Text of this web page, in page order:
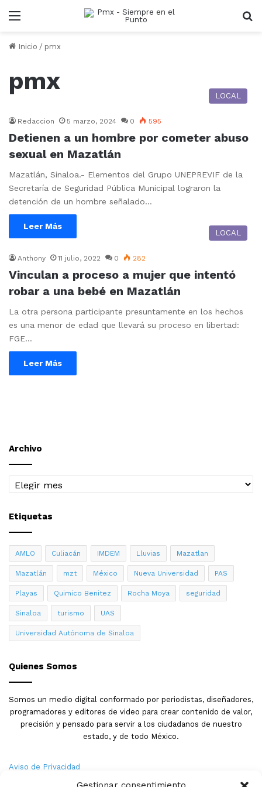
Menu
Inicio / pmx
pmx
LOCAL
Redaccion 5 marzo, 2024 0 595
Detienen a un hombre por cometer abuso
sexual en Mazatlán
Mazatlán, Sinaloa.- Elementos del Grupo UNEPREVIF de la
Secretaría de Seguridad Pública Municipal lograron la
detención de un hombre señalado…
Leer Más
LOCAL
Anthony 11 julio, 2022 0 282
Vinculan a proceso a mujer que intentó
robar a una bebé en Mazatlán
La otra persona participante presuntamente en los hechos
es una menor de edad que llevará su proceso en libertad:
FGE…
Leer Más
Archivo
Archivo
Etiquetas
AMLO Culiacán IMDEM Lluvias Mazatlan
Mazatlán mzt México Nueva Universidad PAS
Playas Quimico Benitez Rocha Moya seguridad
Sinaloa turismo UAS
Universidad Autónoma de Sinaloa
Quienes Somos
Somos un medio digital conformado por periodistas, diseñadores,
programadores y editores de video para crear contenido de valor,
precisión y pensado para servir a los ciudadanos de nuestro
estado, y de todo México.
Aviso de Privacidad